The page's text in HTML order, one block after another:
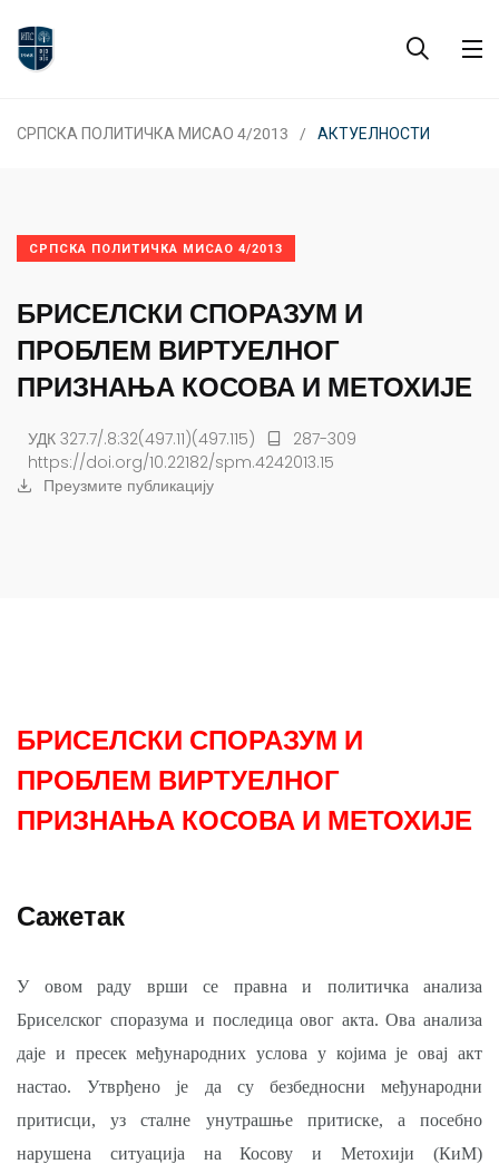
СРПСКА ПОЛИТИЧКА МИСАО 4/2013 АКТУЕЛНОСТИ
СРПСКА ПОЛИТИЧКА МИСАО 4/2013
БРИСЕЛСКИ СПОРАЗУМ И
ПРОБЛЕМ ВИРТУЕЛНОГ
ПРИЗНАЊА КОСОВА И МЕТОХИЈЕ
УДК 327.7/.8:32(497.11)(497.115)
287-309
https://doi.org/10.22182/spm.4242013.15
Преузмите публикацију
БРИСЕЛСКИ СПОРАЗУМ И
ПРОБЛЕМ ВИРТУЕЛНОГ
ПРИЗНАЊА КОСОВА И МЕТОХИЈЕ
Сажетак
У овом раду врши се правна и политичка анализа
Бриселског споразума и последица овог акта. Ова анализа
даје и пресек међународних услова у којима је овај акт
настао. Утврђено је да су безбедносни међународни
притисци, уз сталне унутрашње притиске, а посебно
нарушена ситуација на Косову и Метохији (КиМ)